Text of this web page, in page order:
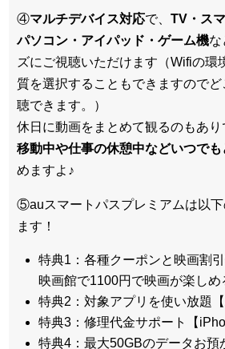
④マルチデバイス対応で、 TV・ス
パソコン・アイパッド・ゲーム機な
ズにご視聴いただけます（Wifiの環
質を選択することもできますので
聴できます。）
休日に動画をまとめて観るのもあり
移動中や仕事の休憩中などいつでも
めますよ♪
⑤auスマートパスプレミアムは以
ます！
特典1：各種クーポンと映画割
映画館で1100円で映画が楽しめ
特典2：対象アプリを使い放題【
特典3：修理代金サポート【
特典4：最大50GBのデータお預